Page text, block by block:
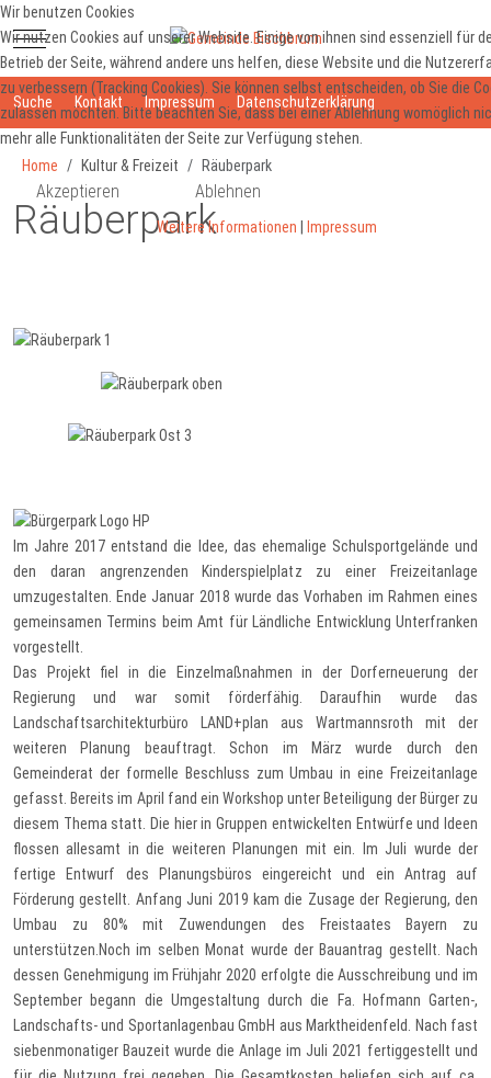
Mobile Menu Toggle
Suche Kontakt Impressum Datenschutzerklärung
Home Kultur & Freizeit Räuberpark
Räuberpark
Im Jahre 2017 entstand die Idee, das ehemalige Schulsportgelände und
den daran angrenzenden Kinderspielplatz zu einer Freizeitanlage
umzugestalten. Ende Januar 2018 wurde das Vorhaben im Rahmen eines
gemeinsamen Termins beim Amt für Ländliche Entwicklung Unterfranken
vorgestellt.
Das Projekt fiel in die Einzelmaßnahmen in der Dorferneuerung der
Regierung und war somit förderfähig. Daraufhin wurde das
Landschaftsarchitekturbüro LAND+plan aus Wartmannsroth mit der
weiteren Planung beauftragt. Schon im März wurde durch den
Gemeinderat der formelle Beschluss zum Umbau in eine Freizeitanlage
gefasst. Bereits im April fand ein Workshop unter Beteiligung der Bürger zu
diesem Thema statt. Die hier in Gruppen entwickelten Entwürfe und Ideen
flossen allesamt in die weiteren Planungen mit ein. Im Juli wurde der
fertige Entwurf des Planungsbüros eingereicht und ein Antrag auf
Förderung gestellt. Anfang Juni 2019 kam die Zusage der Regierung, den
Umbau zu 80% mit Zuwendungen des Freistaates Bayern zu
unterstützen.Noch im selben Monat wurde der Bauantrag gestellt. Nach
dessen Genehmigung im Frühjahr 2020 erfolgte die Ausschreibung und im
September begann die Umgestaltung durch die Fa. Hofmann Garten-,
Landschafts- und Sportanlagenbau GmbH aus Marktheidenfeld. Nach fast
siebenmonatiger Bauzeit wurde die Anlage im Juli 2021 fertiggestellt und
Wir benutzen Cookies
Wir nutzen Cookies auf unserer Website. Einige von ihnen sind essenziell für
Betrieb der Seite, während andere uns helfen, diese Website und die
zu verbessern (Tracking Cookies). Sie können selbst entscheiden, ob Sie die
zulassen möchten. Bitte beachten Sie, dass bei einer Ablehnung womöglich
mehr alle Funktionalitäten der Seite zur Verfügung stehen.
Akzeptieren Ablehnen
Weitere Informationen Impressum